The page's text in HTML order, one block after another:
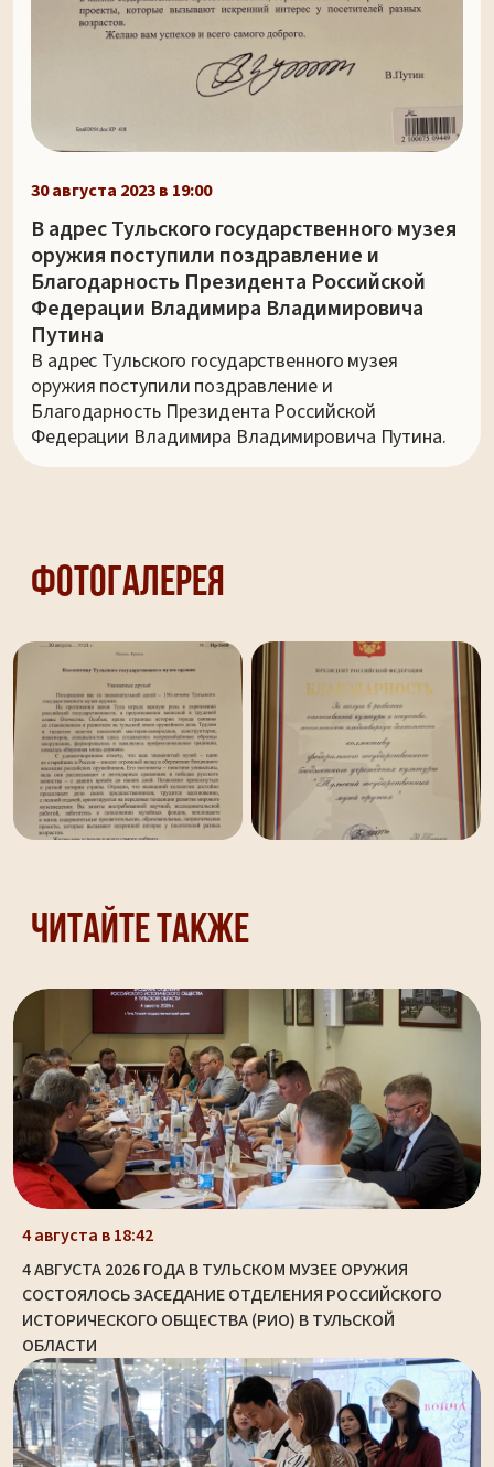
30 августа 2023 в 19:00
В адрес Тульского государственного музея
оружия поступили поздравление и
Благодарность Президента Российской
Федерации Владимира Владимировича
Путина
В адрес Тульского государственного музея
оружия поступили поздравление и
Благодарность Президента Российской
Федерации Владимира Владимировича Путина.
Фотогалерея
Читайте также
4 августа в 18:42
4 АВГУСТА 2026 ГОДА В ТУЛЬСКОМ МУЗЕЕ ОРУЖИЯ
СОСТОЯЛОСЬ ЗАСЕДАНИЕ ОТДЕЛЕНИЯ РОССИЙСКОГО
ИСТОРИЧЕСКОГО ОБЩЕСТВА (РИО) В ТУЛЬСКОЙ
ОБЛАСТИ